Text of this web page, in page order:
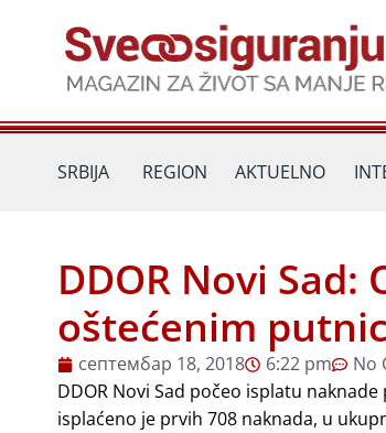
SRBIJA REGION AKTUELNO
DDOR Novi
oštećenim
септембар 18, 2018 6:22 pm
No
DDOR Novi Sad počeo isplatu
isplaćeno je prvih 708 naknada, u